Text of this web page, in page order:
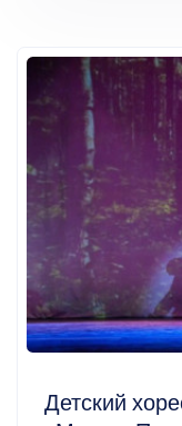
Детский